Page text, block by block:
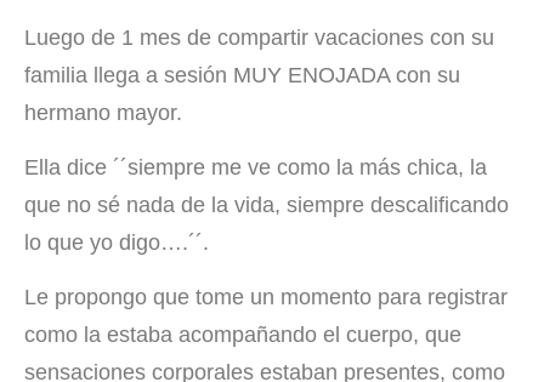
Luego de 1 mes de compartir vacaciones con su
familia llega a sesión MUY ENOJADA con su
hermano mayor.
Ella dice ´´siempre me ve como la más chica, la
que no sé nada de la vida, siempre descalificando
lo que yo digo….´´.
Le propongo que tome un momento para registrar
como la estaba acompañando el cuerpo, que
sensaciones corporales estaban presentes, como